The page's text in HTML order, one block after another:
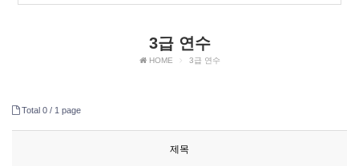
3급 연수
HOME 3급 연수
Total 0 / 1 page
제목